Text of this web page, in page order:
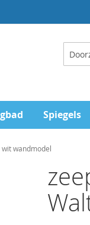
Zoeken
Spiegels
wandmodel